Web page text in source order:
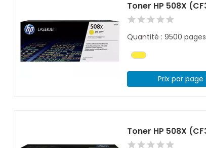
Toner HP 508X
Quantité : 9500 pages
Prix par
Toner HP 508X